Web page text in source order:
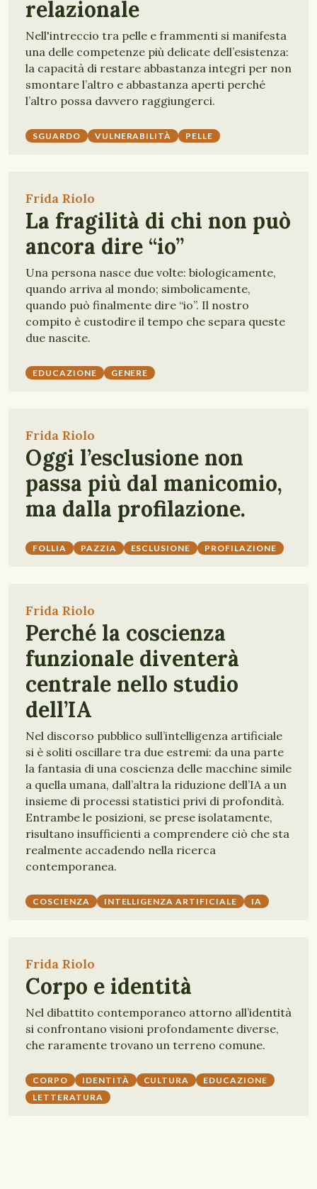
relazionale
Nell'intreccio tra pelle e frammenti si manifesta
una delle competenze più delicate dell’esistenza:
la capacità di restare abbastanza integri per non
smontare l’altro e abbastanza aperti perché
l’altro possa davvero raggiungerci.
SGUARDO VULNERABILITÀ PELLE
Frida Riolo
La fragilità di chi non può
ancora dire “io”
Una persona nasce due volte: biologicamente,
quando arriva al mondo; simbolicamente,
quando può finalmente dire “io”. Il nostro
compito è custodire il tempo che separa queste
due nascite.
EDUCAZIONE GENERE
Frida Riolo
Oggi l’esclusione non
passa più dal manicomio,
ma dalla profilazione.
FOLLIA PAZZIA ESCLUSIONE PROFILAZIONE
Frida Riolo
Perché la coscienza
funzionale diventerà
centrale nello studio
dell’IA
Nel discorso pubblico sull’intelligenza artificiale
si è soliti oscillare tra due estremi: da una parte
la fantasia di una coscienza delle macchine simile
a quella umana, dall’altra la riduzione dell’IA a un
insieme di processi statistici privi di profondità.
Entrambe le posizioni, se prese isolatamente,
risultano insufficienti a comprendere ciò che sta
realmente accadendo nella ricerca
contemporanea.
COSCIENZA INTELLIGENZA ARTIFICIALE IA
Frida Riolo
Corpo e identità
Nel dibattito contemporaneo attorno all’identità
si confrontano visioni profondamente diverse,
che raramente trovano un terreno comune.
CORPO IDENTITÀ CULTURA
EDUCAZIONE
LETTERATURA